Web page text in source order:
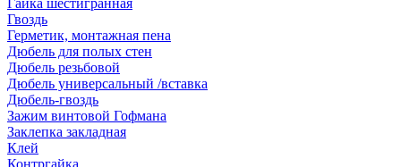
Гайка шестигранная
Гвоздь
Герметик, монтажная пена
Дюбель для полых стен
Дюбель резьбовой
Дюбель универсальный /вставка
Дюбель-гвоздь
Зажим винтовой Гофмана
Заклепка закладная
Клей
Контргайка